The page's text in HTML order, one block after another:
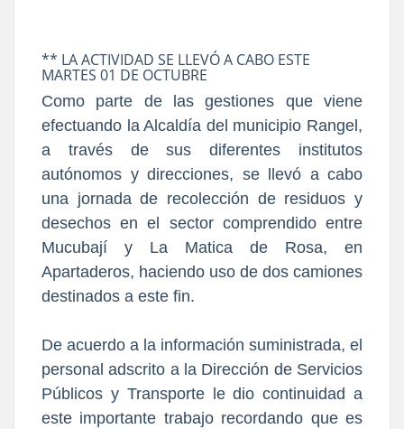
** LA ACTIVIDAD SE LLEVÓ A CABO ESTE
MARTES 01 DE OCTUBRE
Como parte de las gestiones que viene
efectuando la Alcaldía del municipio Rangel,
a través de sus diferentes institutos
autónomos y direcciones, se llevó a cabo
una jornada de recolección de residuos y
desechos en el sector comprendido entre
Mucubají y La Matica de Rosa, en
Apartaderos, haciendo uso de dos camiones
destinados a este fin.
De acuerdo a la información suministrada, el
personal adscrito a la Dirección de Servicios
Públicos y Transporte le dio continuidad a
este importante trabajo recordando que es